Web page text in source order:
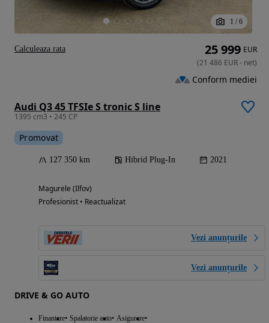
1 / 6
Audi Q3 45 TFSIe S tronic S line
1395 cm3 • 245 CP
Promovat
127 350 km Hibrid Plug-In 2021
Magurele (Ilfov)
Profesionist • Reactualizat
Vezi anunțurile
Vezi anunțurile
DRIVE & GO AUTO
Finantare Spalatorie auto Asigurare
25 999 EUR
(21 486 EUR- net)
Conform mediei
Calculeaza rata